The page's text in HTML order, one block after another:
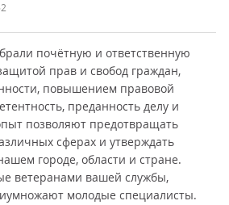
почётную и ответственную
прав и свобод граждан,
повышением правовой
преданность делу и
позволяют предотвращать
сферах и утверждать
городе, области и стране.
ветеранами вашей службы,
молодые специалисты.